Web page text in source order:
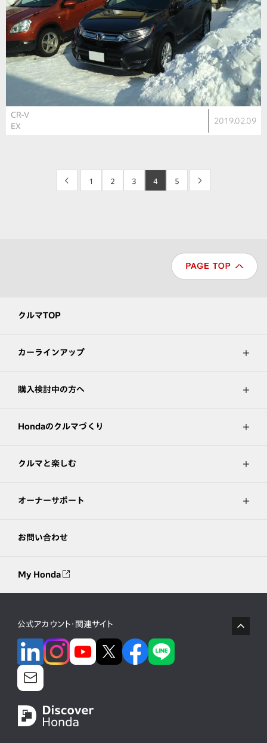
CR-V
EX
2019.02.09
< 1 2 3 4 5 >
クルマTOP
カーラインアップ
購入検討中の方へ
Hondaのクルマづくり
クルマと楽しむ
オーナーサポート
お問い合わせ
My Honda
公式アカウント・関連サイト